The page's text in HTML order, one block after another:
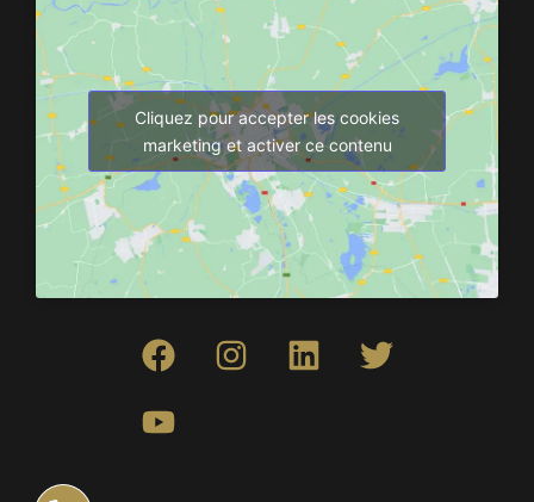
Cliquez pour accepter les cookies
marketing et activer ce contenu